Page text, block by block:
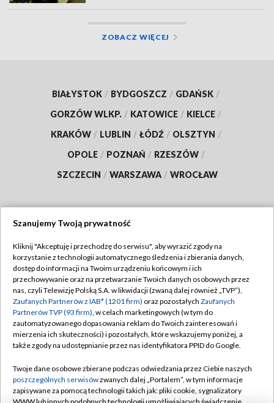
ZOBACZ WIĘCEJ
BIAŁYSTOK / BYDGOSZCZ / GDAŃSK /
GORZÓW WLKP. / KATOWICE / KIELCE /
KRAKÓW / LUBLIN / ŁÓDŹ / OLSZTYN /
OPOLE / POZNAŃ / RZESZÓW /
SZCZECIN / WARSZAWA / WROCŁAW
TVP
Abonament TVP
Emisja w TVP
Centrum informacji TVP
Naziemna Telewizja Cyfrowa
Rada Programowa
System NOS
Regulamin TVP
Polityka prywatności
Moje zgody
Pomoc
Kontakt
Szanujemy Twoją prywatność
Kliknij "Akceptuję i przechodzę do serwisu", aby wyrazić zgody na
korzystanie z technologii automatycznego śledzenia i zbierania danych,
dostęp do informacji na Twoim urządzeniu końcowym i ich
przechowywanie oraz na przetwarzanie Twoich danych osobowych przez
nas, czyli Telewizję Polską S.A. w likwidacji (zwaną dalej również „TVP”),
Zaufanych Partnerów z IAB* (1201 firm) oraz pozostałych Zaufanych
Partnerów TVP (93 firm), w celach marketingowych (w tym do
zautomatyzowanego dopasowania reklam do Twoich zainteresowań i
mierzenia ich skuteczności) i pozostałych, które wskazujemy poniżej, a
także zgody na udostępnianie przez nas identyfikatora PPID do Google.
Twoje dane osobowe zbierane podczas odwiedzania przez Ciebie naszych
poszczególnych serwisówzwanych dalej „Portalem”, w tym informacje
zapisywane za pomocą technologii takich jak: pliki cookie, sygnalizatory